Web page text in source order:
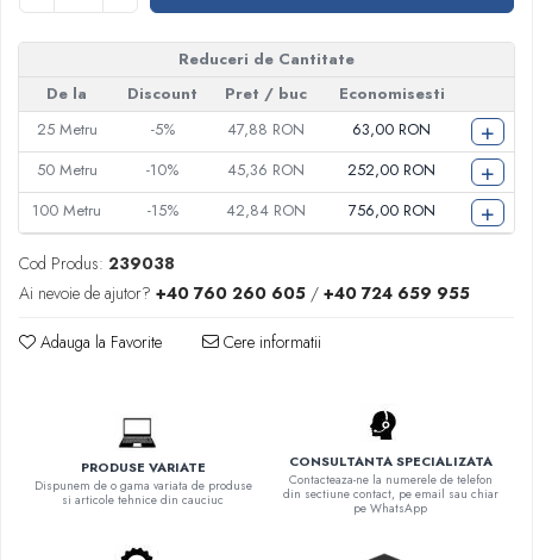
Reduceri de Cantitate
De la
Discount Pret / buc
Economisesti
25Metru -5% 47,88 RON 63,00 RON +
50Metru -10% 45,36 RON 252,00 RON +
100 Metru -15% 42,84 RON 756,00 RON +
Cod Produs: 239038
Ai nevoie de ajutor? +40 760 260 605 / +40 724 659 955
Adauga la Favorite Cere informatii
PRODUSE VARIATE
Dispunem de o gama variata de produse
si articole tehnice din cauciuc
CONSULTANTA SPECIALIZATA
Contacteaza-ne la numerele de telefon
din sectiune contact, pe email sau chiar
pe WhatsApp